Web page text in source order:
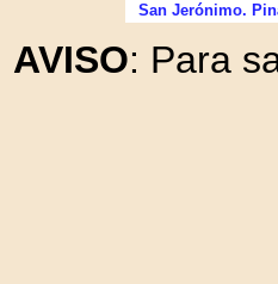
San Jerónimo.
AVISO: Para